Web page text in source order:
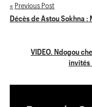
Navigation
l’article
Previous Post
Décès de Astou Sokhna
VIDEO. Ndogou
invités